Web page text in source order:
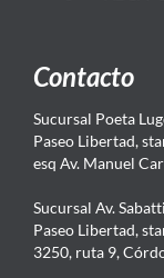
Contacto
Sucursal Poeta
Paseo Libertad,
esq Av. Manuel
Sucursal Av.
Paseo Libertad,
3250, ruta 9,